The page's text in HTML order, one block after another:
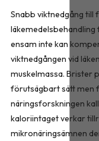
Snabb viktnedgång till
ensam inte kan
viktnedgången vid
muskelmassa. Brister
förutsägbart sätt men
näringsforskningen
kaloriintaget verkar
mikronäringsämnen